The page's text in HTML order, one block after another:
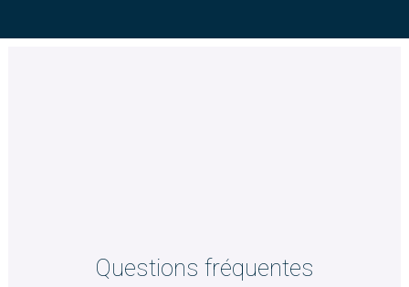
Questions fréquentes